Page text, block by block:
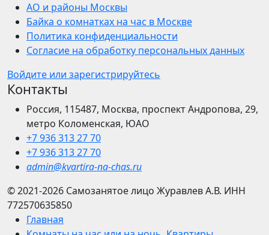
АО и районы Москвы
Байка о комнатках на час в Москве
Политика конфиденциальности
Согласие на обработку персональных данных
Войдите или зарегистрируйтесь
Контакты
Россия, 115487, Москва, проспект Андропова, 29,
метро Коломенская, ЮАО
+7 936 313 27 70
+7 936 313 27 70
admin@kvartira-na-chas.ru
© 2021-2026 Самозанятое лицо Журавлев А.В. ИНН
772570635850
Главная